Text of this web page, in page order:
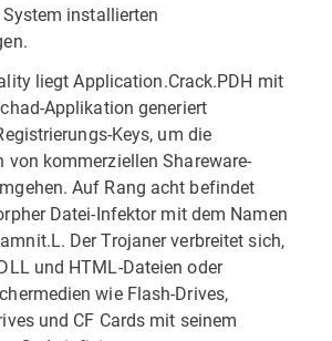
installierten
liegt Application.Crack.PDH mit
Applikation generiert
Keys, um die
von kommerziellen Shareware-
Auf Rang acht befindet
Datei-Infektor mit dem Namen
Der Trojaner verbreitet sich,
und HTML-Dateien oder
wie Flash-Drives,
und CF Cards mit seinem